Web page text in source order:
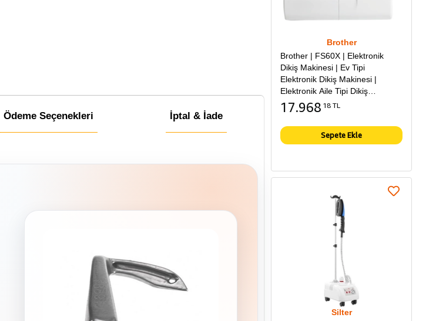
Ödeme Seçenekleri İptal & İade
Brother
Brother | FS60X | Elektronik
Dikiş Makinesi | Ev Tipi
Elektronik Dikiş Makinesi |
Elektronik Aile Tipi Dikiş
Makinesi
17.968 18 TL
Sepete Ekle
Silter